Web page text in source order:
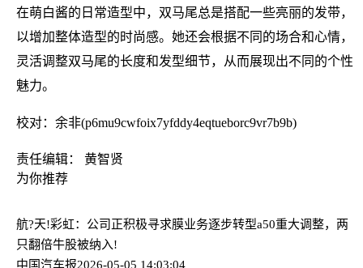
在萌白酱的日常造型中，双马尾总是搭配一些亮丽的发带，
以增加整体造型的时尚感。她还会根据不同的场合和心情，
灵活调整双马尾的长度和发型细节，从而展现出不同的个性
魅力。
校对：余非(p6mu9cwfoix7yfddy4eqtueborc9vr7b9b)
责任编辑： 黄智贤
为你推荐
航?天!彩虹：公司正积极寻求膜业务逐步转型a50重大调整，两
只翻倍牛股被纳入!
中国汽车报2026-05-05 14:03:04